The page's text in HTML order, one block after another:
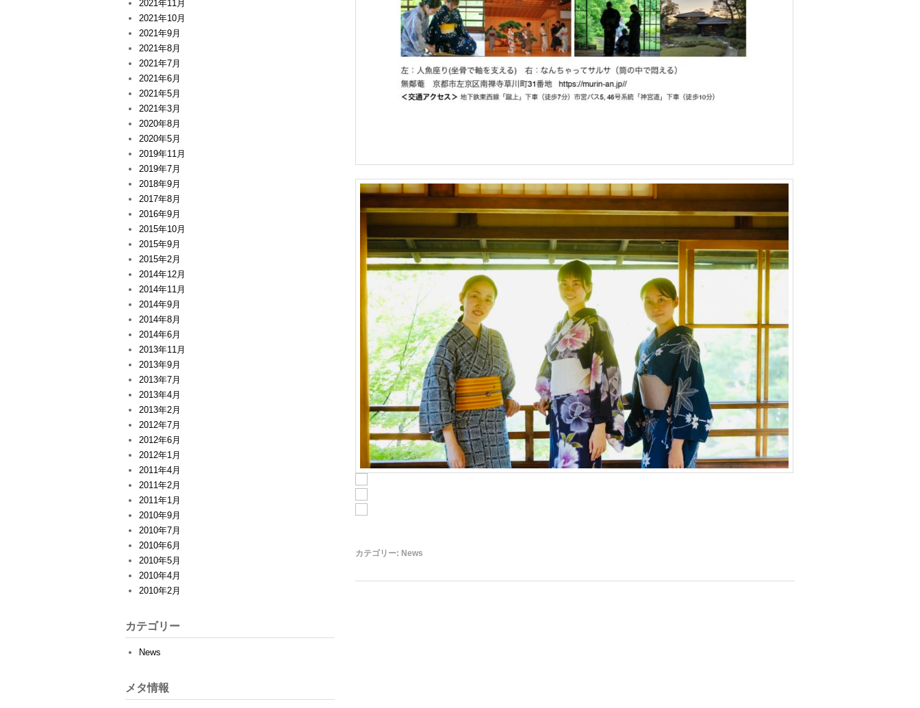
カテゴリー: News
2021年11月
2021年10月
2021年9月
2021年8月
2021年7月
2021年6月
2021年5月
2021年3月
2020年8月
2020年5月
2019年11月
2019年7月
2018年9月
2017年8月
2016年9月
2015年10月
2015年9月
2015年2月
2014年12月
2014年11月
2014年9月
2014年8月
2014年6月
2013年11月
2013年9月
2013年7月
2013年4月
2013年2月
2012年7月
2012年6月
2012年1月
2011年4月
2011年2月
2011年1月
2010年9月
2010年7月
2010年6月
2010年5月
2010年4月
2010年2月
カテゴリー
News
メタ情報